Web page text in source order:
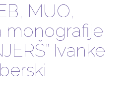
MUO,
monografije
Ivanke